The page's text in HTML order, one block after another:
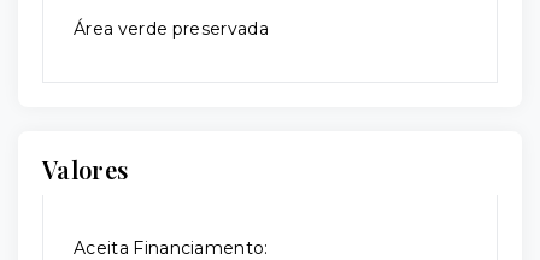
Área verde preservada
Valores
Aceita Financiamento: